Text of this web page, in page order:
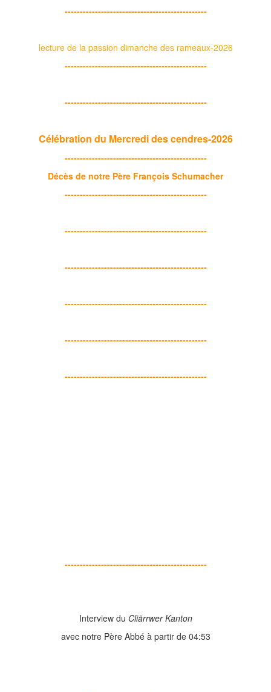
-----------------------------------------------
lecture de la passion dimanche des rameaux-2026
-----------------------------------------------
-----------------------------------------------
Célébration du Mercredi des cendres-2026
-----------------------------------------------
Décès de notre Père François Schumacher
-----------------------------------------------
-----------------------------------------------
-----------------------------------------------
-----------------------------------------------
-----------------------------------------------
-----------------------------------------------
-----------------------------------------------
Interview du Cliärrwer Kanton
avec notre Père Abbé à partir de 04:53